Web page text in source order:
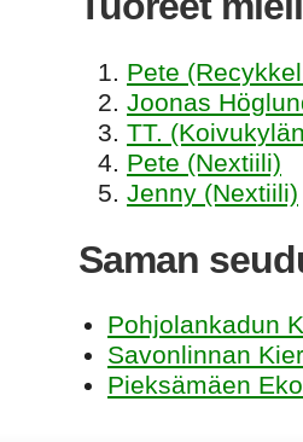
Pete
Joonas
TT.
Pete (Nextiili)
Jenny (Nextiili)
Saman
Pohjolankadun
Savonlinnan
Pieksämäen